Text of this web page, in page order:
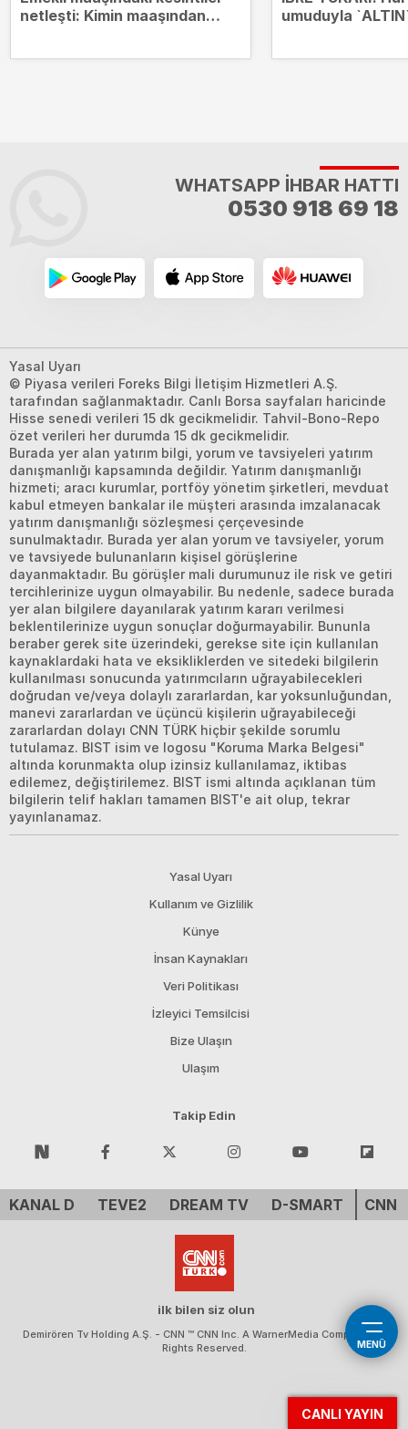
MENÜ
CANLI YAYIN
netleşti: Kimin maaşından
umuduyla
WHATSAPP İHBAR HATTI
0530 918 69 18
Yasal Uyarı
© Piyasa verileri Foreks Bilgi İletişim Hizmetleri A.Ş.
tarafından sağlanmaktadır. Canlı Borsa sayfaları haricinde
Hisse senedi verileri 15 dk gecikmelidir. Tahvil-Bono-Repo
özet verileri her durumda 15 dk gecikmelidir.
Burada yer alan yatırım bilgi, yorum ve tavsiyeleri yatırım
danışmanlığı kapsamında değildir. Yatırım danışmanlığı
hizmeti; aracı kurumlar, portföy yönetim şirketleri, mevduat
kabul etmeyen bankalar ile müşteri arasında imzalanacak
yatırım danışmanlığı sözleşmesi çerçevesinde
sunulmaktadır. Burada yer alan yorum ve tavsiyeler, yorum
ve tavsiyede bulunanların kişisel görüşlerine
dayanmaktadır. Bu görüşler mali durumunuz ile risk ve getiri
tercihlerinize uygun olmayabilir. Bu nedenle, sadece burada
yer alan bilgilere dayanılarak yatırım kararı verilmesi
beklentilerinize uygun sonuçlar doğurmayabilir. Bununla
beraber gerek site üzerindeki, gerekse site için kullanılan
kaynaklardaki hata ve eksikliklerden ve sitedeki bilgilerin
kullanılması sonucunda yatırımcıların uğrayabilecekleri
doğrudan ve/veya dolaylı zararlardan, kar yoksunluğundan,
manevi zararlardan ve üçüncü kişilerin uğrayabileceği
zararlardan dolayı CNN TÜRK hiçbir şekilde sorumlu
tutulamaz. BIST isim ve logosu "Koruma Marka Belgesi"
altında korunmakta olup izinsiz kullanılamaz, iktibas
edilemez, değiştirilemez. BIST ismi altında açıklanan tüm
bilgilerin telif hakları tamamen BIST'e ait olup, tekrar
yayınlanamaz.
Yasal Uyarı
Kullanım ve Gizlilik
Künye
İnsan Kaynakları
Veri Politikası
İzleyici Temsilcisi
Bize Ulaşın
Ulaşım
Takip Edin
KANAL D TEVE2 DREAM TV D-SMART CNN
ilk bilen siz olun
Demirören Tv Holding A.Ş. - CNN ™ CNN Inc. A WarnerMedia Company. All
Rights Reserved.